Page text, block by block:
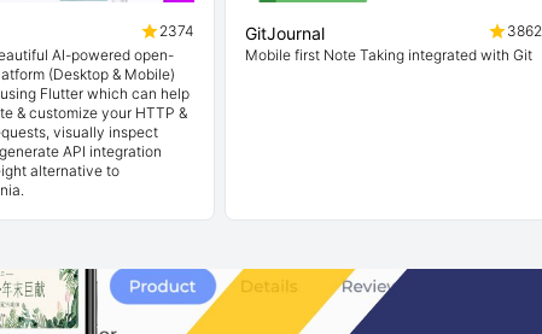
2374
AI-powered open-
(Desktop & Mobile)
Flutter which can help
& customize your HTTP &
visually inspect
API integration
alternative to
GitJournal
3862
Mobile first Note Taking integrated with Git